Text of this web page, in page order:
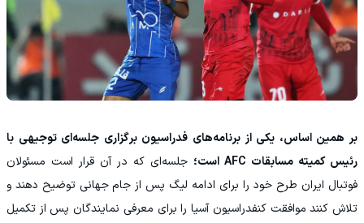
بر همین اساس، یکی از برنامه‌های فدراسیون برگزاری جلسه‌ای توجیهی با
رئیس کمیته مسابقات AFC است؛
جلسه‌ای که در آن قرار است مسئولان
فوتبال ایران طرح خود را برای ادامه لیگ پس از جام جهانی توضیح دهند و
تلاش کنند موافقت کنفدراسیون آسیا را برای معرفی نمایندگان پس از تکمیل